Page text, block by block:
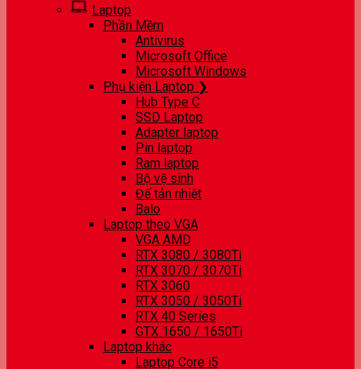
Laptop
Phần Mềm
Antivirus
Microsoft Office
Microsoft Windows
Phụ kiện Laptop ❯
Hub Type C
SSD Laptop
Adapter laptop
Pin laptop
Ram laptop
Bộ vệ sinh
Đế tản nhiệt
Balo
Laptop theo VGA
VGA AMD
RTX 3080 / 3080Ti
RTX 3070 / 3070Ti
RTX 3060
RTX 3050 / 3050Ti
RTX 40 Series
GTX 1650 / 1650Ti
Laptop khác
Laptop Core i5